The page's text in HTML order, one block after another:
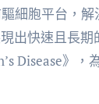
細胞平台，
出快速且長
Disease》